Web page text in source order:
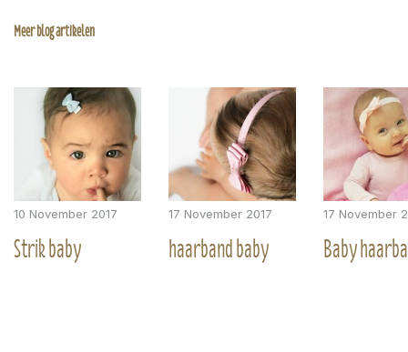
Meer blog artikelen
10 November 2017
Strik baby
17 November 2017
haarband baby
17 November
Baby